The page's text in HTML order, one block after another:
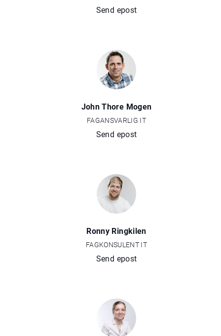
Send epost
John Thore Mogen
FAGANSVARLIG IT
Send epost
Ronny Ringkilen
FAGKONSULENT IT
Send epost